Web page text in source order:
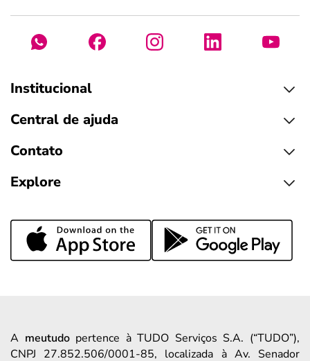
Institucional
Central de ajuda
Contato
Explore
A meutudopertence à TUDO Serviços S.A. (“TUDO”),
CNPJ 27.852.506/0001-85, localizada à Av. Senador